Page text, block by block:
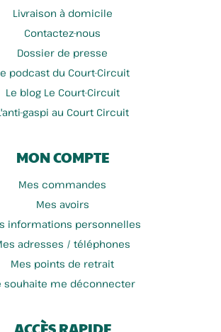
Livraison à domicile
Contactez-nous
Dossier de presse
podcast du Court-Circuit
Le blog Le Court-Circuit
gaspi au Court Circuit
MON COMPTE
Mes commandes
Mes avoirs
informations personnelles
adresses / téléphones
Mes points de retrait
souhaite me déconnecter